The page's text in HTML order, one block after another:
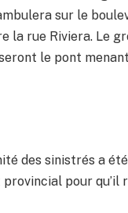
sur le
la rue Riviera. Le
le pont
des sinistrés a
pour qu’il